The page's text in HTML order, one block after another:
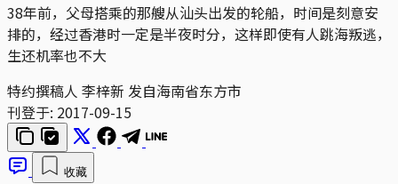
38年前，父母搭乘的那艘从汕头出发的轮船，时间是刻意安
排的，经过香港时一定是半夜时分，这样即使有人跳海叛逃，
生还机率也不大
特约撰稿人 李梓新 发自海南省东方市
刊登于: 2017-09-15
收藏